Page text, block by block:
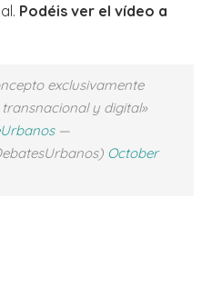
Podéis ver el vídeo a
exclusivamente
y digital»
—
October